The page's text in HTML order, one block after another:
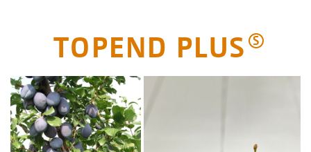
TOPEND PLUSS